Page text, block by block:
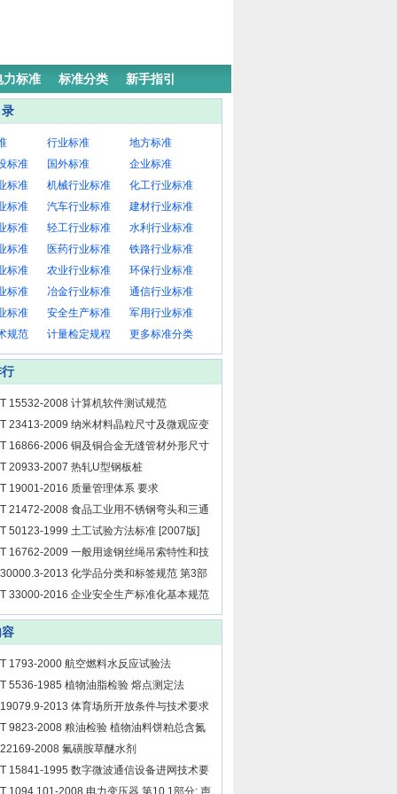
力标准 标准分类 新手指引
行业标准
地方标准
标准
国外标准
企业标准
标准
机械行业标准
化工行业标准
标准
汽车行业标准
建材行业标准
标准
轻工行业标准
水利行业标准
标准
医药行业标准
铁路行业标准
标准
农业行业标准
环保行业标准
标准
冶金行业标准
通信行业标准
标准
安全生产标准
军用行业标准
规范
计量检定规程 更多标准分类
15532-2008 计算机软件测试规范
23413-2009 纳米材料晶粒尺寸及微观应变
定 X射线衍射线宽化法
16866-2006 铜及铜合金无缝管材外形尺寸
许偏差
20933-2007 热轧U型钢板桩
19001-2016 质量管理体系 要求
21472-2008 食品工业用不锈钢弯头和三通
50123-1999 土工试验方法标准 [2007版]
16762-2009 一般用途钢丝绳吊索特性和技
件
2013 化学品分类和标签规范 第3部
易燃气体
33000-2016 企业安全生产标准化基本规范
1793-2000 航空燃料水反应试验法
5536-1985 植物油脂检验 熔点测定法
2013 体育场所开放条件与技术要求
分：射箭场所
9823-2008 粮油检验 植物油料饼粕总含氮
测定
2008 氟磺胺草醚水剂
15841-1995 数字微波通信设备进网技术要
8 GHz数字微波收发信机
1094.101-2008 电力变压器 第10.1部分: 声